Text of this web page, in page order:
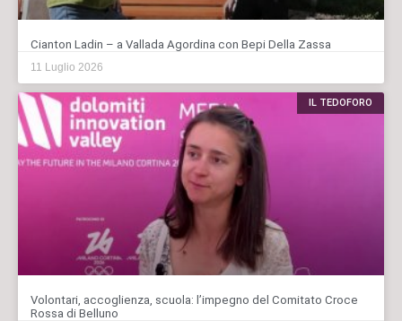
Cianton Ladin – a Vallada Agordina con Bepi Della Zassa
11 Luglio 2026
IL TEDOFORO
Volontari, accoglienza, scuola: l’impegno del Comitato Croce
Rossa di Belluno